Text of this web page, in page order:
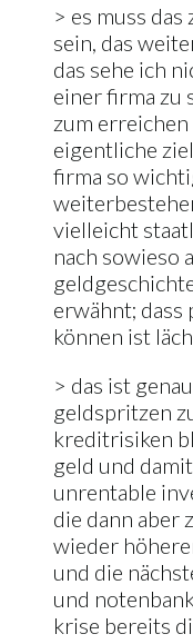
> es muss
sein, das
das sehe ich
einer firma zu
zum erreichen
eigentliche
firma so
vielleicht
nach sowieso
erwähnt;
können ist
> das ist
geldspritzen
kreditrisiken
geld und
unrentable
die dann aber
wieder
und die
und
krise bereits